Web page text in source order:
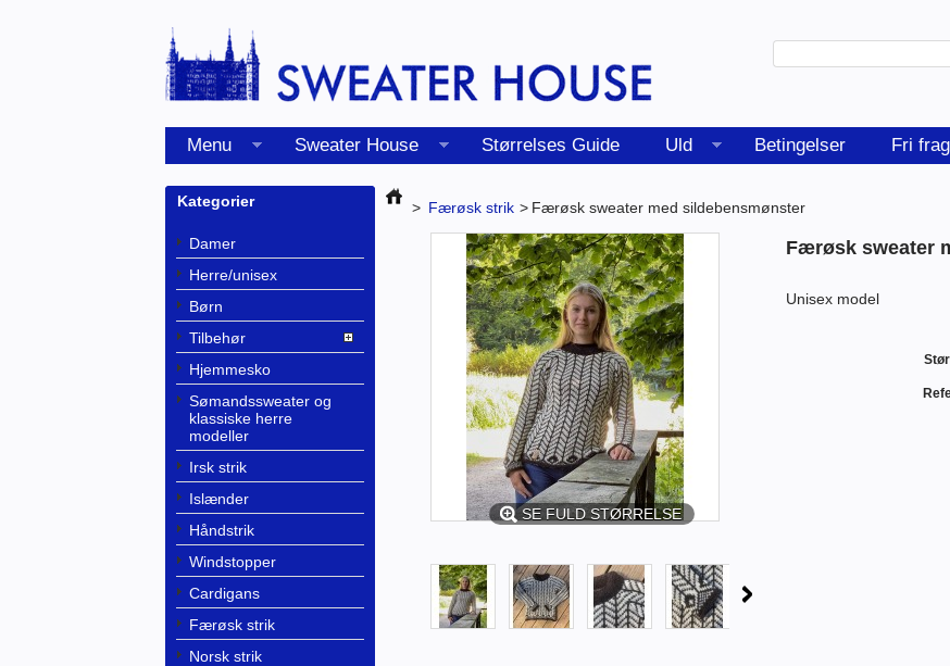
Menu Sweater House Størrelses Guide Uld Betingelser Fri
Kategorier
Damer
Herre/unisex
Børn
Tilbehør
Hjemmesko
Sømandssweater og
klassiske herre
modeller
Irsk strik
Islænder
Håndstrik
Windstopper
Cardigans
Færøsk strik
Norsk strik
> Færøsk strik > Færøsk sweater med sildebensmønster
SE FULD STØRRELSE
Færøsk sweater
Unisex model